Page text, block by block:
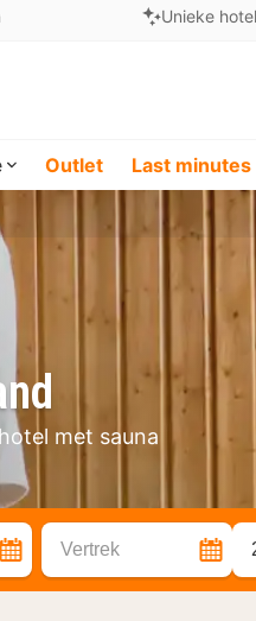
Unieke
Outlet Last minutes
met sauna
Vertrek